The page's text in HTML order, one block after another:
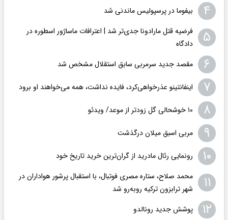
۴ بیفوما در پرسپولیس ماندنی شد
۵
فرضیه قتل مارادونا جدی‌تر شد | اعترافات ماساژور اسطوره در
دادگاه
۶ مقصد جدید سرمربی سابق استقلال مشخص شد
۷ اینفانتینو عذرخواهی‌کرد، فایده نداشت، همه می‌خواهند او برود
۸ ۱۰ خوشحالی گل زودتر از موعد/ ویدئو
۹ مربی اسبق میلان درگذشت
۱۰ رونمایی رئال مادرید از گران‌ترین خرید تاریخ خود
۱۱
محمد صلاح، ستاره مصری فوتبال، با استقبال پرشور هواداران در
شهر ترابزون ترکیه روبه‌رو شد
۱۲ پوشش جدید رونالدو